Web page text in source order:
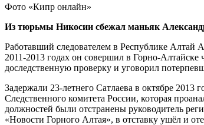
Фото «Кипр онлайн»
Из тюрьмы Никосии сбежал маньяк
Работавший следователем в Республике Алтай
2011-2013 годах он совершил в Горно-
доследственную проверку и уговорил
Задержали 23-летнего Сатлаева в октябре 2013
Следственного комитета России, которая
должностей были отстранены руководитель
«Новости Горного Алтая», в отставку ушёл и